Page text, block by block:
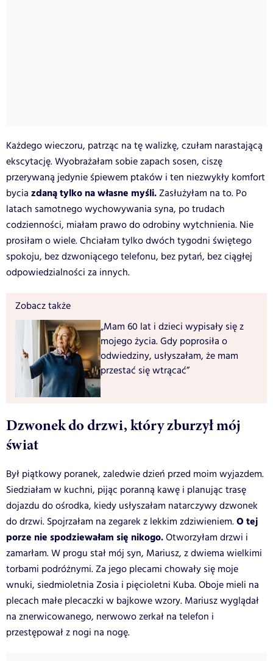
Każdego wieczoru, patrząc na tę walizkę, czułam narastającą
ekscytację. Wyobrażałam sobie zapach sosen, ciszę
przerywaną jedynie śpiewem ptaków i ten niezwykły komfort
bycia zdaną tylko na własne myśli.Zasłużyłam na to. Po
latach samotnego wychowywania syna, po trudach
codzienności, miałam prawo do odrobiny wytchnienia. Nie
prosiłam o wiele. Chciałam tylko dwóch tygodni świętego
spokoju, bez dzwoniącego telefonu, bez pytań, bez ciągłej
odpowiedzialności za innych.
Zobacz także
„Mam 60 lat i dzieci wypisały się z
mojego życia. Gdy poprosiła o
odwiedziny, usłyszałam, że mam
przestać się wtrącać”
Dzwonek do drzwi, który zburzył mój
świat
Był piątkowy poranek, zaledwie dzień przed moim wyjazdem.
Siedziałam w kuchni, pijąc poranną kawę i planując trasę
dojazdu do ośrodka, kiedy usłyszałam natarczywy dzwonek
do drzwi. Spojrzałam na zegarek z lekkim zdziwieniem.O tej
porze nie spodziewałam się nikogo.Otworzyłam drzwi i
zamarłam. W progu stał mój syn, Mariusz, z dwiema wielkimi
torbami podróżnymi. Za jego plecami chowały się moje
wnuki, siedmioletnia Zosia i pięcioletni Kuba. Oboje mieli na
plecach małe plecaczki w bajkowe wzory. Mariusz wyglądał
na znerwicowanego, nerwowo zerkał na telefon i
przestępował z nogi na nogę.